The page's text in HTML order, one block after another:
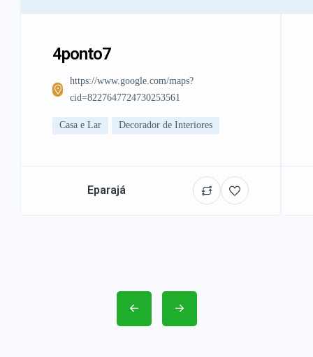
4ponto7
https://www.google.com/maps?
cid=8227647724730253561
Casa e Lar Decorador de Interiores
Eparajá